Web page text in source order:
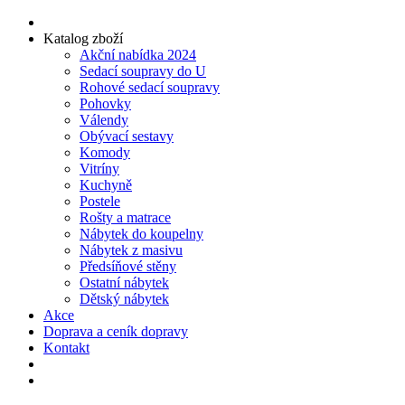
Katalog zboží
Akční nabídka 2024
Sedací soupravy do U
Rohové sedací soupravy
Pohovky
Válendy
Obývací sestavy
Komody
Vitríny
Kuchyně
Postele
Rošty a matrace
Nábytek do koupelny
Nábytek z masivu
Předsíňové stěny
Ostatní nábytek
Dětský nábytek
Akce
Doprava a ceník dopravy
Kontakt